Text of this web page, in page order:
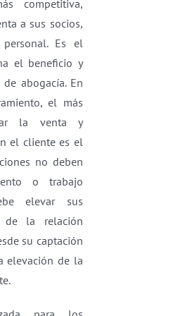
competitiva,
a sus socios,
Es el
el beneficio y
abogacía. En
el más
la venta y
el cliente es el
no deben
o trabajo
elevar sus
de la relación
su captación
elevación de la